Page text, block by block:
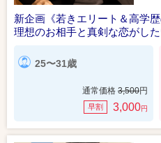
新企画《若きエリート＆高学歴
理想のお相手と真剣な恋がし
25〜31歳
通常価格 3,500円
早割 3,000円